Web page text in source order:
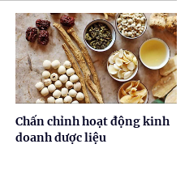
Chấn chỉnh hoạt động kinh
doanh dược liệu